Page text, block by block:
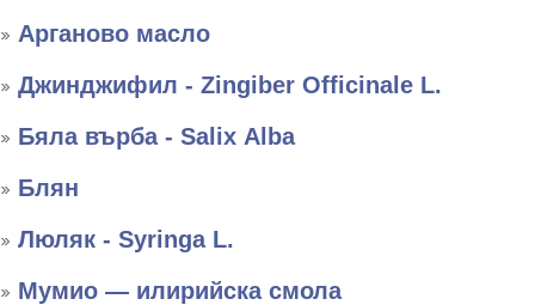
Арганово масло
Джинджифил - Zingiber Officinale L.
Бяла върба - Salix Аlba
Блян
Люляк - Syringa L.
Мумио — илирийска смола